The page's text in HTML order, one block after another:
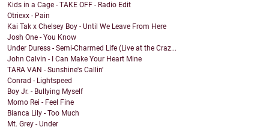
Kids in a Cage - TAKE OFF - Radio Edit
Otriexx - Pain
Kai Tak x Chelsey Boy - Until We Leave From Here
Josh One - You Know
Under Duress - Semi-Charmed Life (Live at the Craz...
John Calvin - I Can Make Your Heart Mine
TARA VAN - Sunshine's Callin'
Conrad - Lightspeed
Boy Jr. - Bullying Myself
Momo Rei - Feel Fine
Bianca Lily - Too Much
Mt. Grey - Under